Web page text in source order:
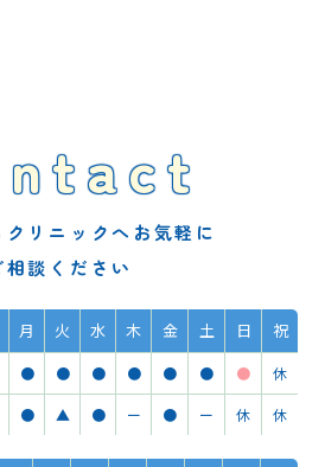
リニックへお気軽に
相談ください
月 火 水 木 金 土 日 祝
● ● ● ● ● ● ● 休
● ▲ ● ー ● ー 休 休